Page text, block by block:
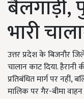
बैलगाड़ी,
भारी
उत्तर प्रदेश के बिजनौर
चालान काट दिया. हैरानी
प्रतिबंधित मार्ग पर
मालिक पर गैर-बीमा